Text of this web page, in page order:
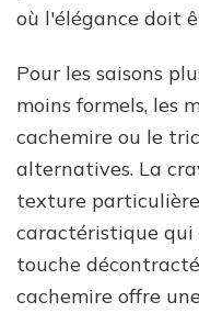
où l'élégance doit
Pour les saisons
moins formels, les
cachemire ou le
alternatives. La
texture
caractéristique
touche
cachemire offre